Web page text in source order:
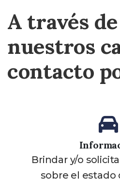
A través
nuestros
contacto
Brindar y/o
sobre el estado